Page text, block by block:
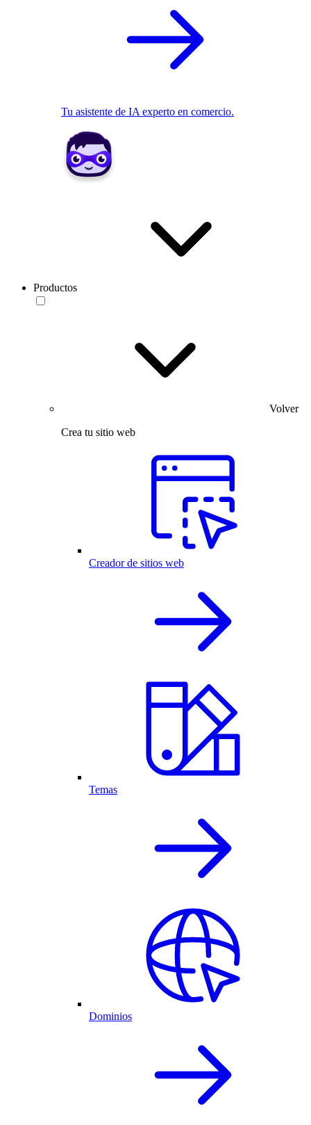
Tu asistente de IA experto en comercio.
Productos
Volver
Crea tu sitio web
Creador de sitios web
Temas
Dominios